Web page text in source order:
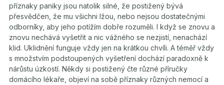
příznaky paniky jsou natolik silné, že postižený bývá
přesvědčen, že mu všichni lžou, nebo nejsou dostatečnými
odborníky, aby jeho potížím dobře rozuměli. I když se znovu a
znovu nechává vyšetřit a nic vážného se nezjistí, nenachází
klid. Uklidnění funguje vždy jen na krátkou chvíli. A téměř vždy
s množstvím podstoupených vyšetření dochází paradoxně k
nárůstu úzkostí. Někdy si postižený čte různé příručky
domácího lékaře, objeví na sobě příznaky různých nemocí a